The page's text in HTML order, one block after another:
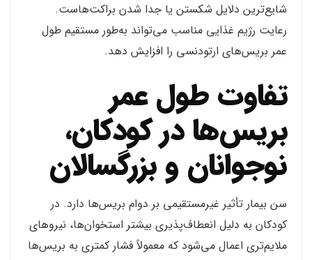
شایع‌ترین دلایل شکستن یا جدا شدن براکت‌هاست.
رعایت رژیم غذایی مناسب می‌تواند به‌طور مستقیم طول
عمر بریس‌های ارتودنسی را افزایش دهد.
تفاوت طول عمر
بریس‌ها در کودکان،
نوجوانان و بزرگسالان
سن بیمار تأثیر غیرمستقیمی بر دوام بریس‌ها دارد. در
کودکان به دلیل انعطاف‌پذیری بیشتر استخوان‌ها، نیروهای
ملایم‌تری اعمال می‌شود که معمولاً فشار کمتری به بریس‌ها